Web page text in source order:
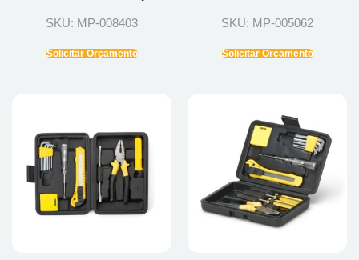
SKU: MP-008403
Solicitar Orçamento
SKU: MP-005062
Solicitar Orçamento